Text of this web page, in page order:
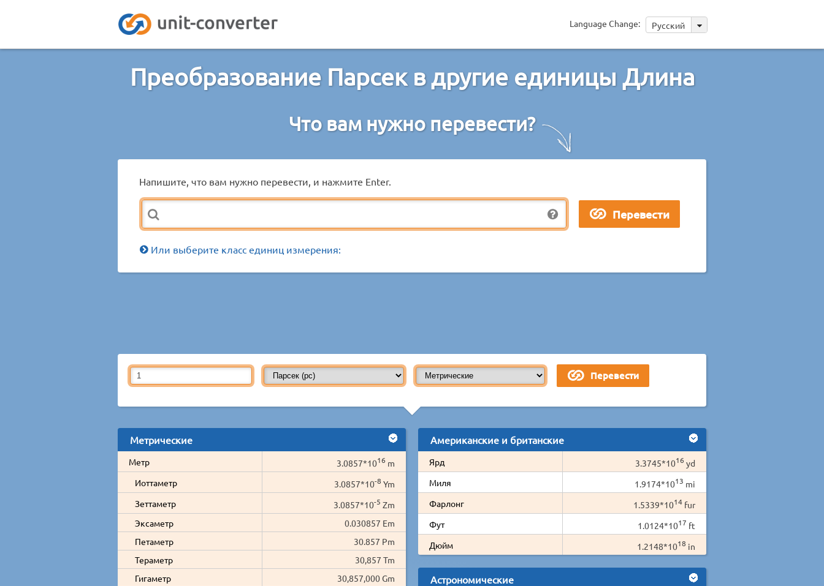
Language Change: Русский
Преобразование Парсек в другие единицы Длина
Что вам нужно перевести?
Напишите, что вам нужно перевести, и нажмите Enter.
Или выберите класс единиц измерения:
Метрические
Метр 3.0857*1016 m
Иоттаметр
3.0857*10-8 Ym
Зеттаметр
3.0857*10-5 Zm
Эксаметр
0.030857 Em
Петаметр
30.857 Pm
Тераметр
30,857 Tm
Гигаметр
30,857,000 Gm
Американские и британские
Ярд 3.3745*1016 yd
Миля
1.9174*1013 mi
Фарлонг
1.5339*1014fur
Фут
1.0124*1017 ft
Дюйм
1.2148*1018 in
Астрономические